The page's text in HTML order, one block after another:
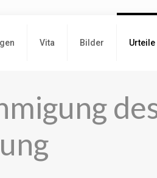
Vita Bilder Urteile